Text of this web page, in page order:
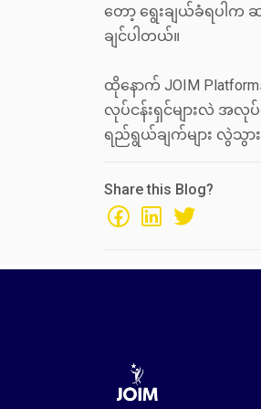
တော့ ရွေးချယ်ခံရပါ
ချင်ပါတယ်။
ထိုနောက် JOIM
လုပ်ငန်းရှင်များလဲ အလု
ရည်ရွယ်ချက်များ လွဲသွာ
Share this Blog?